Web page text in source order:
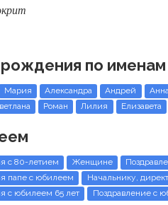
по именам
Мария Александра Андрей
Роман Лилия Елизавета
с 80-летием Женщине
папе с юбилеем
Начальнику,
с юбилеем 65 лет
Поздравление с